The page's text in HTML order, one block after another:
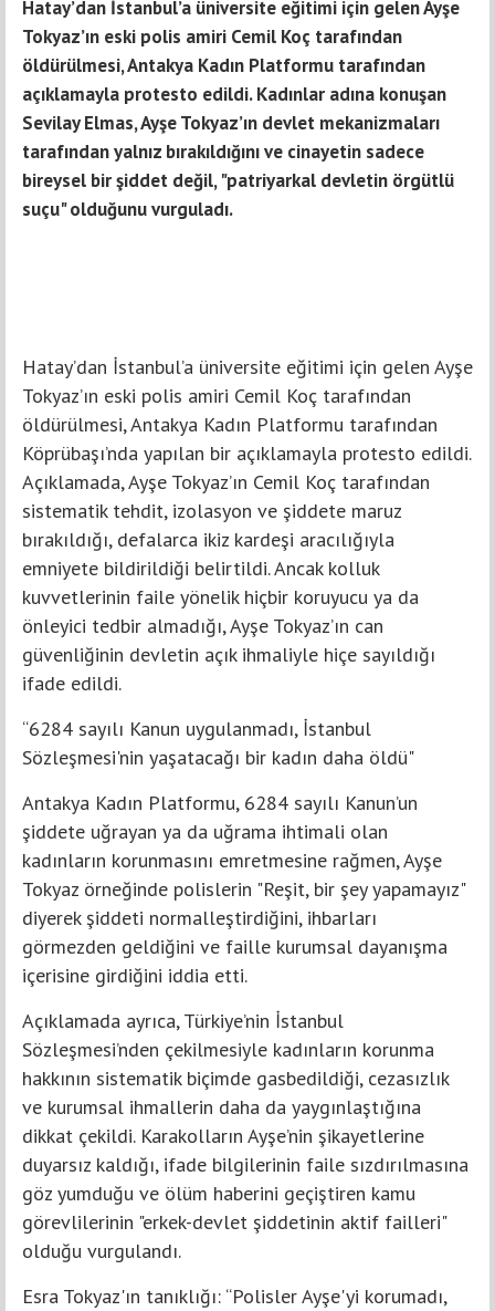
Hatay’dan İstanbul’a üniversite eğitimi için gelen Ayşe
Tokyaz’ın eski polis amiri Cemil Koç tarafından
öldürülmesi, Antakya Kadın Platformu tarafından
açıklamayla protesto edildi. Kadınlar adına konuşan
Sevilay Elmas, Ayşe Tokyaz’ın devlet mekanizmaları
tarafından yalnız bırakıldığını ve cinayetin sadece
bireysel bir şiddet değil, "patriyarkal devletin örgütlü
suçu" olduğunu vurguladı.
Hatay’dan İstanbul’a üniversite eğitimi için gelen Ayşe
Tokyaz’ın eski polis amiri Cemil Koç tarafından
öldürülmesi, Antakya Kadın Platformu tarafından
Köprübaşı’nda yapılan bir açıklamayla protesto edildi.
Açıklamada, Ayşe Tokyaz’ın Cemil Koç tarafından
sistematik tehdit, izolasyon ve şiddete maruz
bırakıldığı, defalarca ikiz kardeşi aracılığıyla
emniyete bildirildiği belirtildi. Ancak kolluk
kuvvetlerinin faile yönelik hiçbir koruyucu ya da
önleyici tedbir almadığı, Ayşe Tokyaz’ın can
güvenliğinin devletin açık ihmaliyle hiçe sayıldığı
ifade edildi.
“6284 sayılı Kanun uygulanmadı, İstanbul
Sözleşmesi'nin yaşatacağı bir kadın daha öldü"
Antakya Kadın Platformu, 6284 sayılı Kanun’un
şiddete uğrayan ya da uğrama ihtimali olan
kadınların korunmasını emretmesine rağmen, Ayşe
Tokyaz örneğinde polislerin "Reşit, bir şey yapamayız"
diyerek şiddeti normalleştirdiğini, ihbarları
görmezden geldiğini ve faille kurumsal dayanışma
içerisine girdiğini iddia etti.
Açıklamada ayrıca, Türkiye’nin İstanbul
Sözleşmesi’nden çekilmesiyle kadınların korunma
hakkının sistematik biçimde gasbedildiği, cezasızlık
ve kurumsal ihmallerin daha da yaygınlaştığına
dikkat çekildi. Karakolların Ayşe’nin şikayetlerine
duyarsız kaldığı, ifade bilgilerinin faile sızdırılmasına
göz yumduğu ve ölüm haberini geçiştiren kamu
görevlilerinin "erkek-devlet şiddetinin aktif failleri"
olduğu vurgulandı.
Esra Tokyaz'ın tanıklığı: “Polisler Ayşe'yi korumadı,